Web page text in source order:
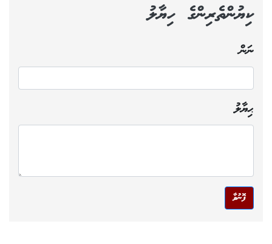
ކިޔުންތެރިންގެ ހިޔާލު
ނަން
ޙިޔާލު
ފޮނުވާ